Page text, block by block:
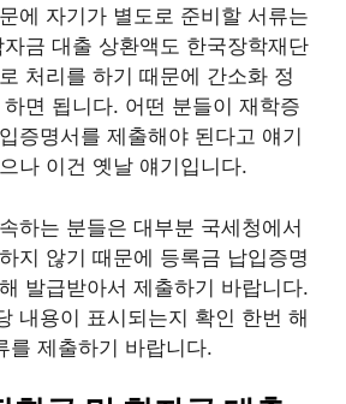
에 자기가 별도로 준비할 서류는
금 대출 상환액도 한국장학재단
처리를 하기 때문에 간소화 정
면 됩니다. 어떤 분들이 재학증
증명서를 제출해야 된다고 얘기
나 이건 옛날 얘기입니다.
하는 분들은 대부분 국세청에서
지 않기 때문에 등록금 납입증명
발급받아서 제출하기 바랍니다.
내용이 표시되는지 확인 한번 해
를 제출하기 바랍니다.